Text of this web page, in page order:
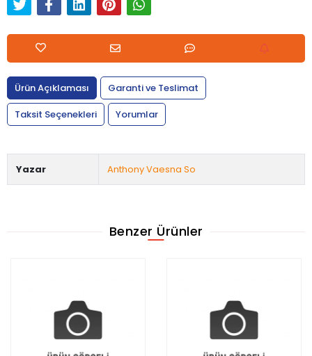
Ürün Açıklaması
Garanti ve Teslimat
Taksit Seçenekleri
Yorumlar
Yazar Anthony Vaesna So
Benzer Ürünler